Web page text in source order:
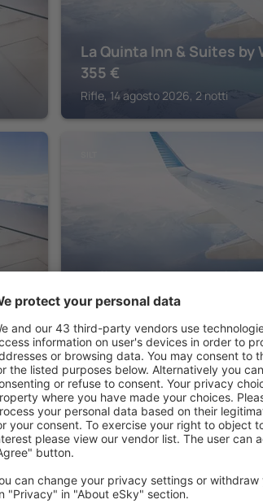
La Quinta Inn & Suites by
355 €
Rifle, 14 agosto 2026, 2 notti
Holiday Inn Express &
IHG
RIFLE